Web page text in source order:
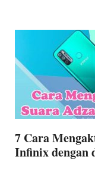
7 Cara
Infinix dengan